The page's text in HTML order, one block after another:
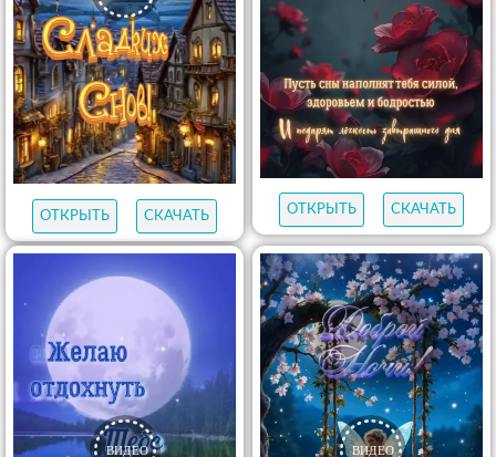
ОТКРЫТЬ СКАЧАТЬ ОТКРЫТЬ СКАЧАТЬ